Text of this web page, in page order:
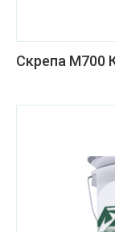
Скрепа М700